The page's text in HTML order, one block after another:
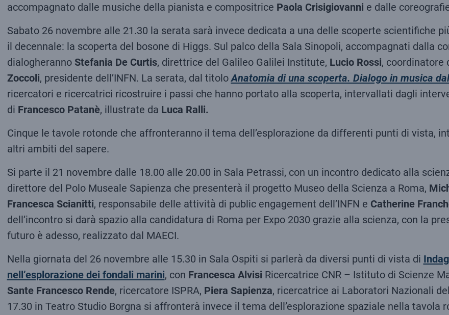
accompagnato dalle musiche della pianista e compositrice Paola Crisigiovanni e dalle
Sabato 26 novembre alle 21.30 la serata sarà invece dedicata a una delle scoperte scientifiche
il decennale: la scoperta del bosone di Higgs. Sul palco della Sala Sinopoli, accompagnati dalla
dialogheranno Stefania De Curtis, direttrice del Galileo Galilei Institute, Lucio Rossi, coordinatore
Zoccoli, presidente dell’INFN. La serata, dal titoloAnatomia di una scoperta. Dialogo in musica
ricercatori e ricercatrici ricostruire i passi che hanno portato alla scoperta, intervallati dagli
di Francesco Patanè, illustrate da Luca Ralli.
Cinque le tavole rotonde che affronteranno il tema dell’esplorazione da differenti punti di vista,
altri ambiti del sapere.
Si parte il 21 novembre dalle 18.00 alle 20.00 in Sala Petrassi, con un incontro dedicato alla
direttore del Polo Museale Sapienza che presenterà il progetto Museo della Scienza a Roma,
Francesca Scianitti, responsabile delle attività di public engagement dell’INFN e Catherine
dell’incontro si darà spazio alla candidatura di Roma per Expo 2030 grazie alla scienza, con la
futuro è adesso, realizzato dal MAECI.
Nella giornata del 26 novembre alle 15.30 in Sala Ospiti si parlerà da diversi punti di vista di
nell’esplorazione dei fondali marini, con Francesca Alvisi Ricercatrice CNR – Istituto di Scienze
Sante Francesco Rende, ricercatore ISPRA, Piera Sapienza, ricercatrice ai Laboratori Nazionali
17.30 in Teatro Studio Borgna si affronterà invece il tema dell’esplorazione spaziale nella tavola